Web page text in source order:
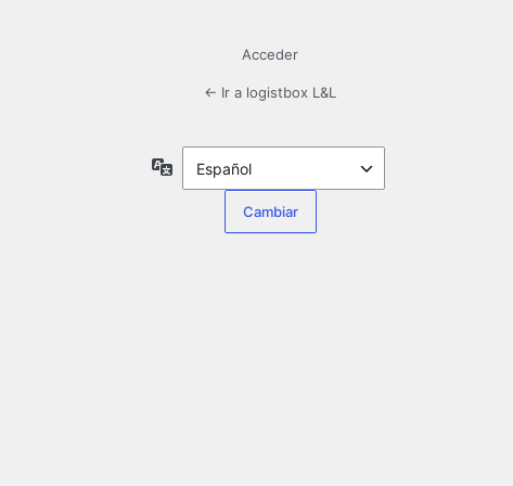
Acceder
← Ir a logistbox L&L
Idioma